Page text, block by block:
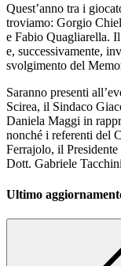
Quest’anno tra i
troviamo: Gorgio
e Fabio Quagliarella.
e, successivamente,
svolgimento del
Saranno presenti
Scirea, il Sindaco
Daniela Maggi in
nonché i referenti del
Ferrajolo, il
Dott. Gabriele
Ultimo